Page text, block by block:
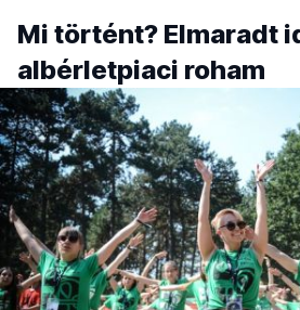
Mi történt? Elmaradt
albérletpiaci roham